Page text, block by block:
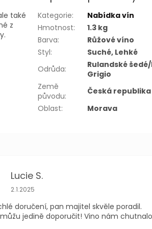
také
z
Kategorie:
Nabídka vín
Hmotnost:
1.3 kg
Barva:
Růžové víno
Styl:
Suché, Lehké
Odrůda:
Rulandské
Grigio
Země
původu:
Česká republika
Oblast: Morava
Lucie S.
Hodnocení obchodu je 5 z 5 hvězdiček.
2.1.2025
doručení, pan majitel skvěle poradil.
jedině doporučit! Vino nám